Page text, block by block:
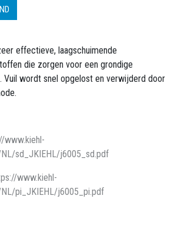
effectieve, laagschuimende
die zorgen voor een grondige
Vuil wordt snel opgelost en verwijderd door
www.kiehl-
sd_JKIEHL/j6005_sd.pdf
www.kiehl-
pi_JKIEHL/j6005_pi.pdf